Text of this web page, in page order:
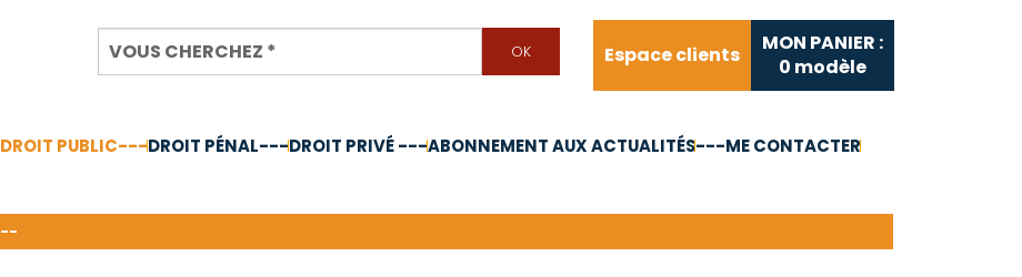
Espace clients
MON PANIER :
0 modèle
PUBLIC---DROIT PÉNAL---DROIT PRIVÉ ---ABONNEMENT AUX ACTUALITÉS---ME CONTACTER